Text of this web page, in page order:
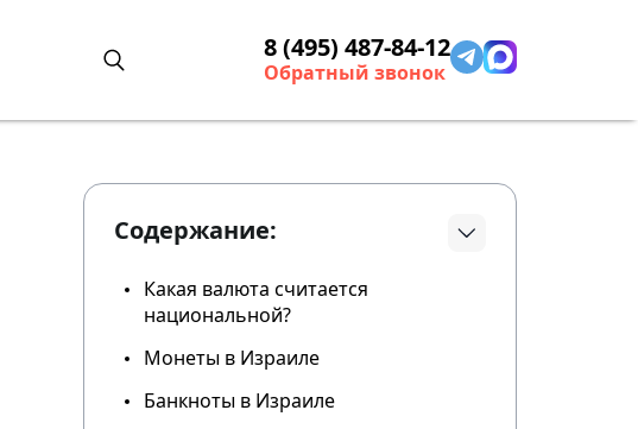
8 (495) 487-84-12
Обратный звонок
Содержание:
Какая валюта считается
национальной?
Монеты в Израиле
Банкноты в Израиле